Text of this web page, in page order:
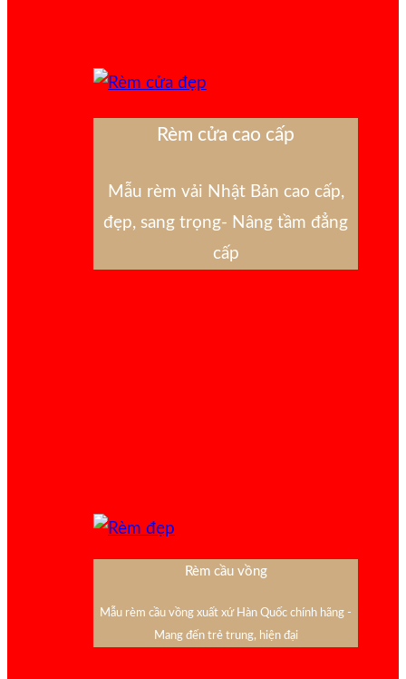
Rèm cửa cao cấp
Mẫu rèm vải Nhật Bản cao cấp,
đẹp, sang trọng- Nâng tầm đẳng
cấp
Rèm cầu vồng
Mẫu rèm cầu vồng xuất xứ Hàn Quốc chính hãng -
Mang đến trẻ trung, hiện đại